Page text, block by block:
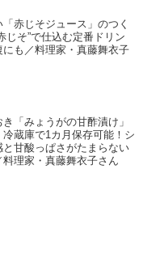
赤じそジュース」のつく
じそ”で仕込む定番ドリン
にも／料理家・真藤舞衣子
「みょうがの甘酢漬け」
冷蔵庫で1カ月保存可能！シ
と甘酸っぱさがたまらない
料理家・真藤舞衣子さん